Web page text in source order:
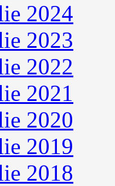
2024
2023
2022
2021
2020
2019
2018